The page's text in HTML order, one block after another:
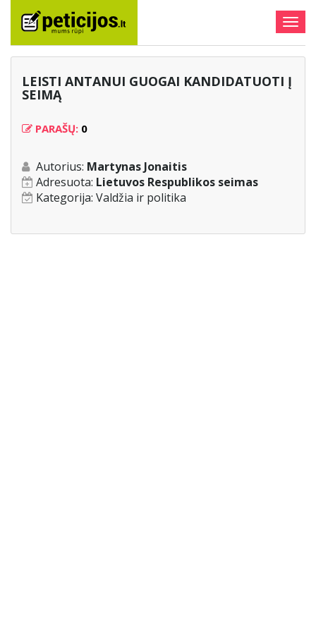
LEISTI ANTANUI GUOGAI KANDIDATUOTI Į
SEIMĄ
PARAŠŲ: 0
Autorius: Martynas Jonaitis
Adresuota: Lietuvos Respublikos seimas
Kategorija: Valdžia ir politika